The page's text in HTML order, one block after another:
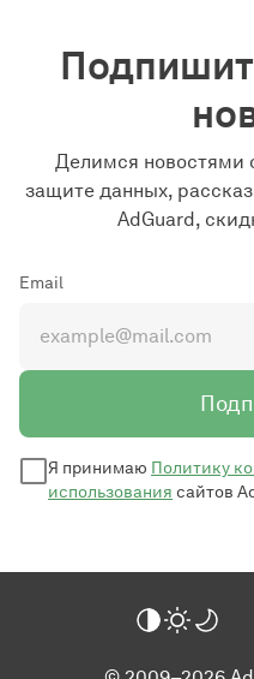
Делимся новостями
защите данных,
AdGuard,
Email
Я принимаю Политику
использования сайтов